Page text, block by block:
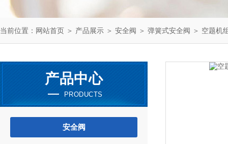
当前位置： 网站首页 ＞ 产品展示 ＞ 安全阀 ＞ 弹簧式安全阀 ＞ 空题机
产品中心
PRODUCTS
安全阀